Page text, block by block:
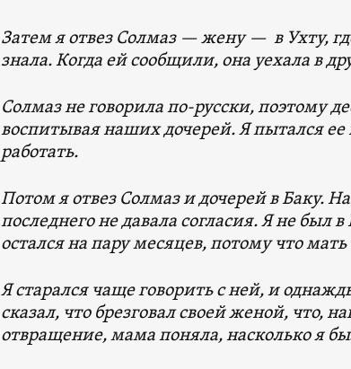
Затем я отвез Солмаз — жену — в Ухту,
знала. Когда ей сообщили, она уехала в
Солмаз не говорила по-русски, поэтому
воспитывая наших дочерей. Я пытался ее
работать.
Потом я отвез Солмаз и дочерей в Баку.
последнего не давала согласия. Я не был
остался на пару месяцев, потому что
Я старался чаще говорить с ней, и
сказал, что брезговал своей женой, что,
отвращение, мама поняла, насколько я